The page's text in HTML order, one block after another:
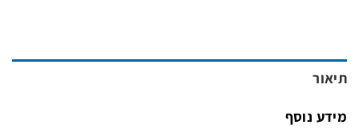
תיאור
מידע נוסף